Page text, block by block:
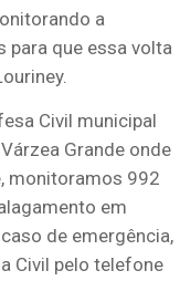
a
para que essa volta
Civil municipal
Grande onde
monitoramos 992
em
de emergência,
Civil pelo telefone